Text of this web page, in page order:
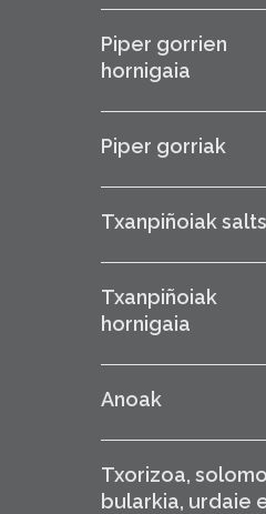
Piper gorrien
hornigaia
Piper gorriak
Txanpiñoiak
Txanpiñoiak
hornigaia
Anoak
Txorizoa,
bularkia, urdaie